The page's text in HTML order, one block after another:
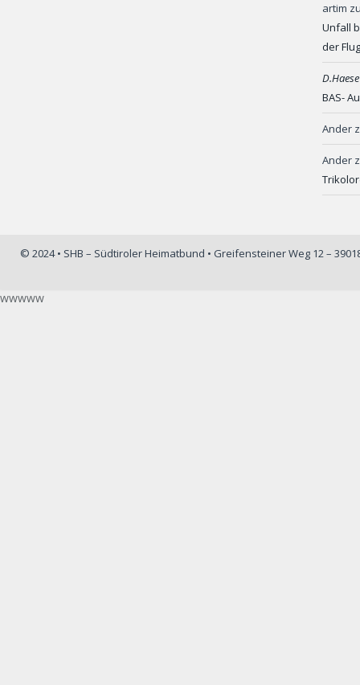
artim
Unfall
der
BAS-
Ander
Ander
© 2024 • SHB – Südtiroler Heimatbund • Greifensteiner Weg 12 –
wwwww